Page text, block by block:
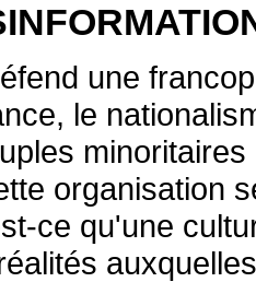
une
le
organisation
ce qu'une